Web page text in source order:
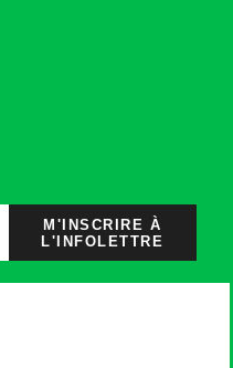
M'INSCRIRE À
L'INFOLETTRE